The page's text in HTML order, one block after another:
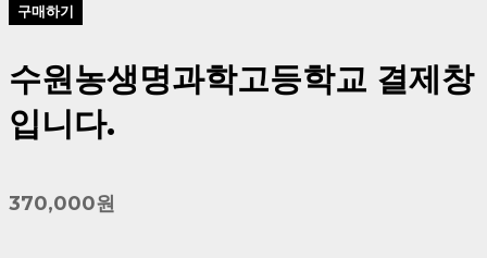
구매하기
수원농생명과학고등학교 결제창
입니다.
370,000원